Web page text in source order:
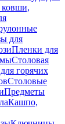
для
Пленки для
Столовая
горячих
Столовые
Предметы
Кашпо,